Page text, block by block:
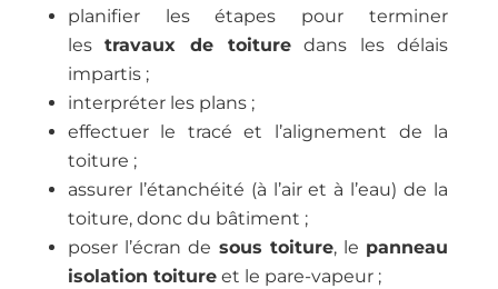
planifier les étapes pour terminer
lestravaux de toituredans les délais
impartis ;
interpréter les plans ;
effectuer le tracé et l’alignement de la
toiture ;
assurer l’étanchéité (à l’air et à l’eau) de la
toiture, donc du bâtiment ;
poser l’écran de sous toiture, le panneau
isolation toitureet le pare-vapeur ;